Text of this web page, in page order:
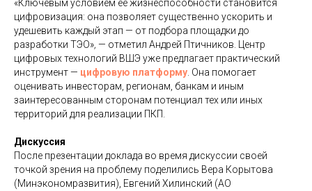
«Ключевым условием ее жизнеспособности становится
цифровизация: она позволяет существенно ускорить и
удешевить каждый этап — от подбора площадки до
разработки ТЭО», — отметил Андрей Птичников. Центр
цифровых технологий ВШЭ уже предлагает практический
инструмент — цифровую платформу . Она помогает
оценивать инвесторам, регионам, банкам и иным
заинтересованным сторонам потенциал тех или иных
территорий для реализации ПКП.
Дискуссия
После презентации доклада во время дискуссии своей
точкой зрения на проблему поделились Вера Корытова
(Минэкономразвития), Евгений Хилинский (АО